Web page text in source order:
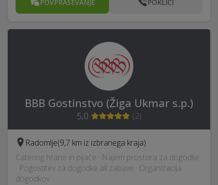
POVPRAŠEVANJE POKLIČI
BBB Gostinstvo (Žiga Ukmar s.p.)
5,0 (2)
Radomlje(9,7 km iz izbranega kraja)
Catering hrane in pijače · Najem prostora za dogodke
· Pogostitev za dogodke ali zabave · Organizacija
dogodkov